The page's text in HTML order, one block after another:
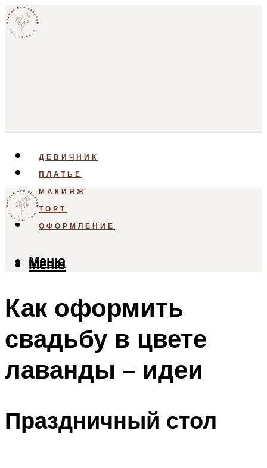
ДЕВИЧНИК
ПЛАТЬЕ
МАКИЯЖ
ТОРТ
ОФОРМЛЕНИЕ
Меню
Меню
Как оформить
свадьбу в цвете
лаванды – идеи
Праздничный стол